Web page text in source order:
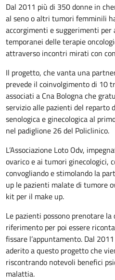
Dal 2011 più di 350 donne in
al seno o altri tumori femminili
accorgimenti e suggerimenti
temporanei delle terapie
attraverso incontri mirati con
Il progetto, che vanta una
prevede il coinvolgimento di 10
associati a Cna Bologna che
servizio alle pazienti del reparto
senologica e ginecologica al
nel padiglione 26 del Policlinico.
L’Associazione Loto Odv,
ovarico e ai tumori ginecologici,
convogliando e stimolando la
up le pazienti malate di tumore
kit per il make up.
Le pazienti possono prenotare
riferimento per poi essere
fissare l’appuntamento. Dal
aderito a questo progetto che
riscontrando notevoli benefici
malattia.